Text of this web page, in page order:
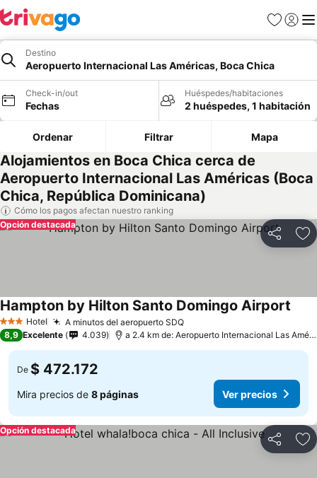
Favoritos
Iniciar
Destino
Aeropuerto Internacional Las Américas, Boca Chica
Check-in/out
Fechas
Huéspedes/habitaciones
2 huéspedes, 1 habitación
Ordenar Filtrar Mapa
Alojamientos en Boca Chica cerca de
Aeropuerto Internacional Las Américas (Boca
Chica, República Dominicana)
Cómo los pagos afectan nuestro ranking
Compartir
Opción destacada
3 Estrellas
Hotel A minutos del aeropuerto SDQ
Hampton by Hilton Santo Domingo Airport
8,9 Excelente 4.039 a 2.4 km de: Aeropuerto Internacional Las Américas
De $ 472.172
Mira precios de 8 páginas Ver precios
Compartir
Opción destacada